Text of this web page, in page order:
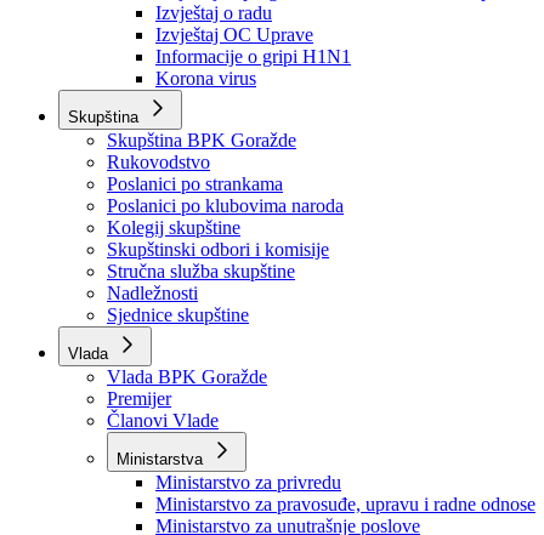
Obavještenja i izvještaji
Obavještenja Vlade
Izvještajno prognozna služba Ministarstva privrede
Izvještaj o radu
Izvještaj OC Uprave
Informacije o gripi H1N1
Korona virus
Skupština
Skupština BPK Goražde
Rukovodstvo
Poslanici po strankama
Poslanici po klubovima naroda
Kolegij skupštine
Skupštinski odbori i komisije
Stručna služba skupštine
Nadležnosti
Sjednice skupštine
Vlada
Vlada BPK Goražde
Premijer
Članovi Vlade
Ministarstva